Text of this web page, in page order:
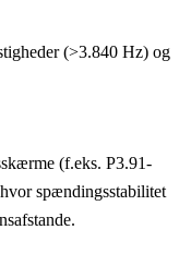
(>3.840 Hz) og
(f.eks. P3.91-
spændingsstabilitet